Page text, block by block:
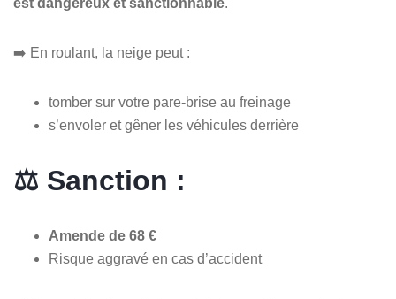
➡️ En roulant, la neige peut :
tomber sur votre pare-brise au freinage
s’envoler et gêner les véhicules derrière
⚖️ Sanction :
Amende de 68 €
Risque aggravé en cas d’accident